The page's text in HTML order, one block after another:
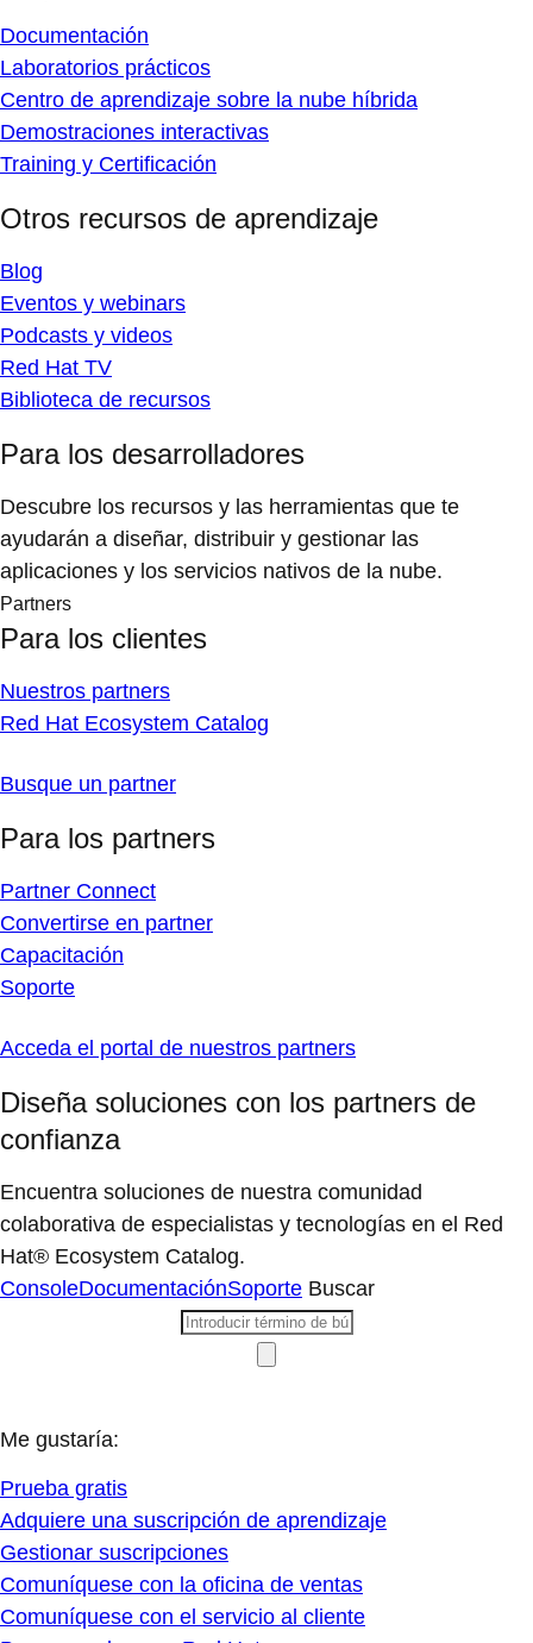
Documentación
Laboratorios prácticos
Centro de aprendizaje sobre la nube híbrida
Demostraciones interactivas
Training y Certificación
Otros recursos de aprendizaje
Blog
Eventos y webinars
Podcasts y videos
Red Hat TV
Biblioteca de recursos
Para los desarrolladores
Descubre los recursos y las herramientas que te
ayudarán a diseñar, distribuir y gestionar las
aplicaciones y los servicios nativos de la nube.
Partners
Para los clientes
Nuestros partners
Red Hat Ecosystem Catalog
Busque un partner
Para los partners
Partner Connect
Convertirse en partner
Capacitación
Soporte
Acceda el portal de nuestros partners
Diseña soluciones con los partners de
confianza
Encuentra soluciones de nuestra comunidad
colaborativa de especialistas y tecnologías en el Red
Hat® Ecosystem Catalog.
ConsoleDocumentaciónSoporte Buscar
Me gustaría:
Prueba gratis
Adquiere una suscripción de aprendizaje
Gestionar suscripciones
Comuníquese con la oficina de ventas
Comuníquese con el servicio al cliente